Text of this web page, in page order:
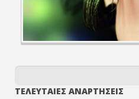
ΤΕΛΕΥΤΑΙΕΣ ΑΝΑΡΤΗΣΕΙΣ